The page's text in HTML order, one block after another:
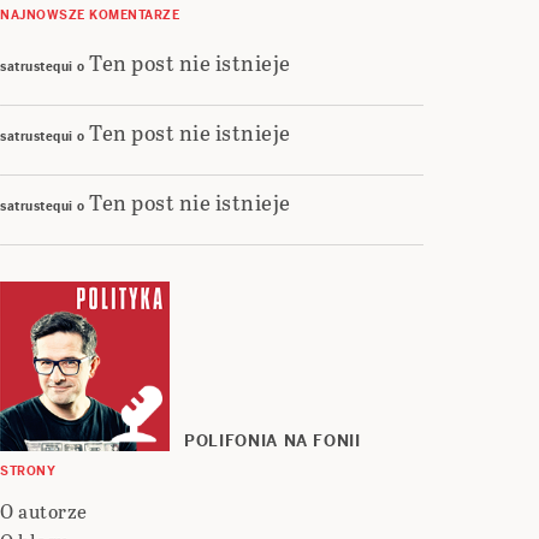
NAJNOWSZE KOMENTARZE
satrustequi o Ten post nie istnieje
satrustequi o Ten post nie istnieje
satrustequi o Ten post nie istnieje
POLIFONIA NA FONII
STRONY
O autorze